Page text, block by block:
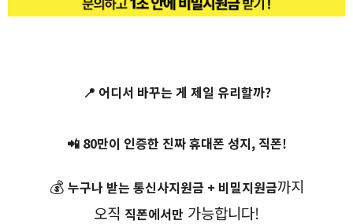
📍 어디서 바꾸는 게 제일 유리할까?
📲 80만이 인증한 진짜 휴대폰 성지, 직폰!
💰 누구나 받는 통신사지원금 + 비밀지원금까지
오직 직폰에서만 가능합니다!